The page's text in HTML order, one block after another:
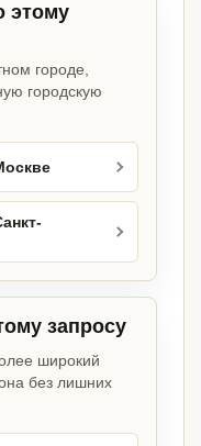
этому
городе,
городскую
запросу
широкий
без лишних